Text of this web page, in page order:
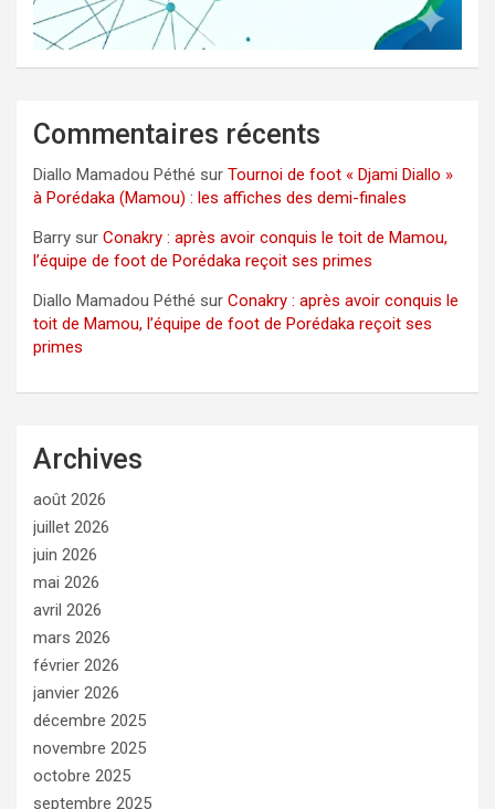
Commentaires récents
Diallo Mamadou Péthé sur Tournoi de foot « Djami Diallo »
à Porédaka (Mamou) : les affiches des demi-finales
Barry sur Conakry : après avoir conquis le toit de Mamou,
l’équipe de foot de Porédaka reçoit ses primes
Diallo Mamadou Péthé sur Conakry : après avoir conquis le
toit de Mamou, l’équipe de foot de Porédaka reçoit ses
primes
Archives
août 2026
juillet 2026
juin 2026
mai 2026
avril 2026
mars 2026
février 2026
janvier 2026
décembre 2025
novembre 2025
octobre 2025
septembre 2025